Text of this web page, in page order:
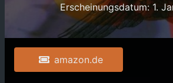
Erscheinungsdatum: 1.
amazon.de